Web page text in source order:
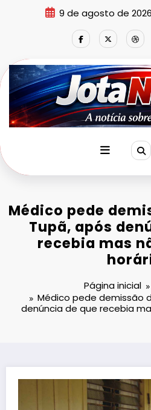
9 de agosto de 2026
Médico pede
Tupã, após
recebia mas
Página inicial
Médico pede demissão
denúncia de que recebia